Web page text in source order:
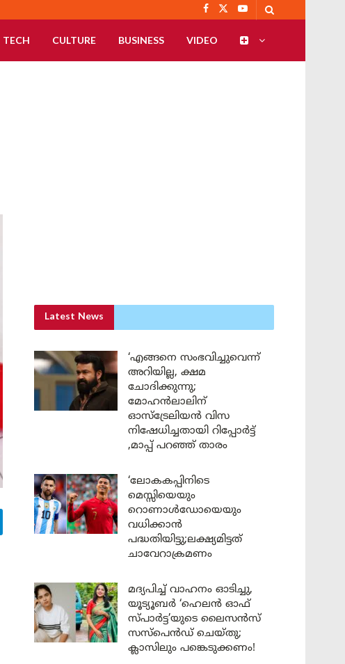
TECH CULTURE BUSINESS VIDEO
Latest News
‘എങ്ങനെ സംഭവിച്ചുവെന്ന്
അറിയില്ല, ക്ഷമ
ചോദിക്കുന്നു;
മോഹൻലാലിന്
ഓസ്ട്രേലിയൻ വിസ
നിഷേധിച്ചതായി റിപ്പോർട്ട്
,മാപ്പ് പറഞ്ഞ് താരം
‘ലോകകപ്പിനിടെ
മെസ്സിയെയും
റൊണാൾഡോയെയും
വധിക്കാൻ
പദ്ധതിയിട്ടു;ലക്ഷ്യമിട്ടത്
ചാവേറാക്രമണം
മദ്യപിച്ച് വാഹനം ഓടിച്ചു,
യൂട്യൂബർ ‘ഹെലൻ ഓഫ്
സ്പാർട്ട’യുടെ ലൈസൻസ്
സസ്പെൻഡ് ചെയ്തു;
ക്ലാസിലും പങ്കെടുക്കണം!